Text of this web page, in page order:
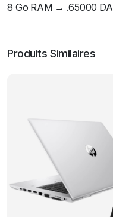
8 Go RAM → .65000 DA
Produits Similaires